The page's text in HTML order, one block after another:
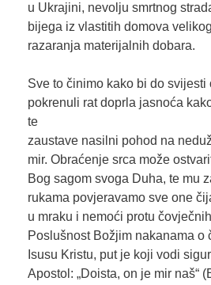
u Ukrajini, nevolju smrtnog
bijega iz vlastitih domova
razaranja materijalnih dobara.
Sve to činimo kako bi do svijesti
pokrenuli rat doprla jasnoća
te
zaustave nasilni pohod na
mir. Obraćenje srca može
Bog sagom svoga Duha, te mu
rukama povjeravamo sve one
u mraku i nemoći protu
Poslušnost Božjim nakanama o
Isusu Kristu, put je koji vodi
Apostol: „Doista, on je mir naš“